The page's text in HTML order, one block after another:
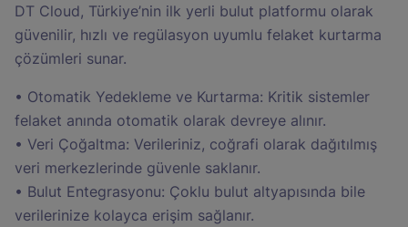
DT Cloud, Türkiye’nin ilk yerli bulut platformu olarak
güvenilir, hızlı ve regülasyon uyumlu felaket kurtarma
çözümleri sunar.
• Otomatik Yedekleme ve Kurtarma: Kritik sistemler
felaket anında otomatik olarak devreye alınır.
• Veri Çoğaltma: Verileriniz, coğrafi olarak dağıtılmış
veri merkezlerinde güvenle saklanır.
• Bulut Entegrasyonu: Çoklu bulut altyapısında bile
verilerinize kolayca erişim sağlanır.